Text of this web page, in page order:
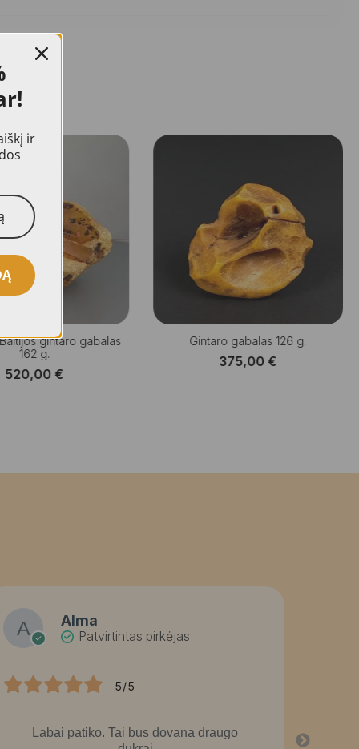
gintaro gabalas
162 g.
520,00€
Gintaro gabalas 126 g.
375,00€
Alma
Patvirtintas pirkėjas
5/5
Labai patiko. Tai bus dovana draugo
ir